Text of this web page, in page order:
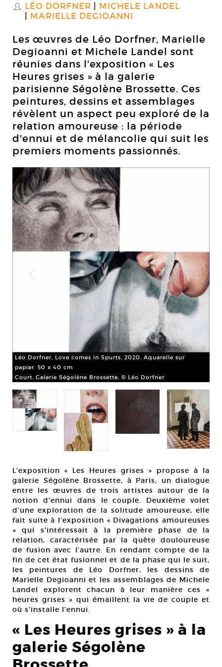
S LÉO DORFNER
MICHELE LANDEL
MARIELLE DEGIOANNI
Les œuvres de Léo Dorfner, Marielle
Degioanni et Michele Landel sont
réunies dans l'exposition « Les
Heures grises » à la galerie
parisienne Ségolène Brossette. Ces
peintures, dessins et assemblages
révèlent un aspect peu exploré de la
relation amoureuse : la période
d'ennui et de mélancolie qui suit les
premiers moments passionnés.
Léo Dorfner, Love comes in Spurts, 2020. Aquarelle sur
papier. 50 x 40 cm
Court. Galerie Ségolène Brossette, © Léo Dorfner
L’exposition « Les Heures grises » propose à la
galerie Ségolène Brossette, à Paris, un dialogue
entre les œuvres de trois artistes autour de la
notion d’ennui dans le couple. Deuxième volet
d’une exploration de la solitude amoureuse, elle
fait suite à l’exposition « Divagations amoureuses
» qui s’intéressait à la première phase de la
relation, caractérisée par la quête douloureuse
de fusion avec l’autre. En rendant compte de la
fin de cet état fusionnel et de la phase qui le suit,
les peintures de Léo Dorfner, les dessins de
Marielle Degioanni et les assemblages de Michele
Landel explorent chacun à leur manière ces «
heures grises » qui émaillent la vie de couple et
où s’installe l’ennui.
« Les Heures grises » à la
galerie Ségolène